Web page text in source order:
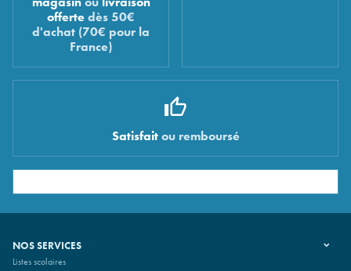
offerte dès 50€
d'achat (70€ pour la
France)
Satisfaitou remboursé
NOS SERVICES
Listes scolaires